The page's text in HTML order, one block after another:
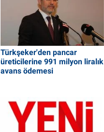
Türkşeker'den pancar
üreticilerine 991 milyon liralık
avans ödemesi